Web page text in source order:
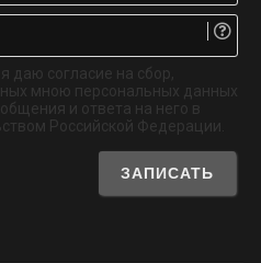
даю согласие на сбор,
мною персональных данных
и ответа на него в
Российской Федерации.